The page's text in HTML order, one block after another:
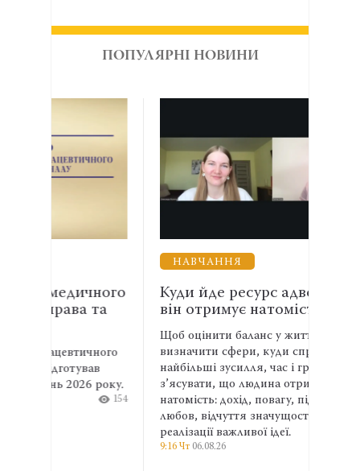
ПОПУЛЯРНІ НОВИНИ
Куди йде ресурс адвоката і що
він отримує натомість
Щоб оцінити баланс у житті, варто
визначити сфери, куди спрямовуються
найбільші зусилля, час і гроші, а потім
з’ясувати, що людина отримує
натомість: дохід, повагу, підтримку,
любов, відчуття значущості або
реалізації важливої ідеї.